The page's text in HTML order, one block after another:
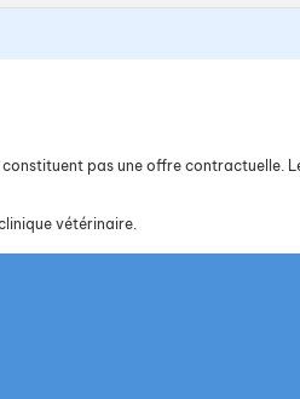
pas une offre
vétérinaire.